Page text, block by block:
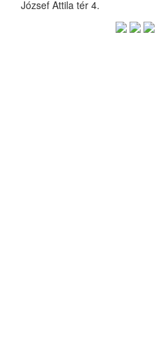
József Attila tér 4.